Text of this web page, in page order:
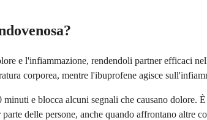
e l'infiammazione, rendendoli partner efficaci
corporea, mentre l'ibuprofene agisce
e blocca alcuni segnali che causano dolore.
delle persone, anche quando affrontano altre